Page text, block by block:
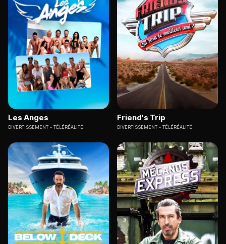
Les Anges
DIVERTISSEMENT TÉLÉRÉALITÉ
Friend's Trip
DIVERTISSEMENT TÉLÉRÉALITÉ